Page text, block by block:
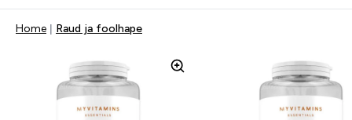
Home Raud ja foolhape